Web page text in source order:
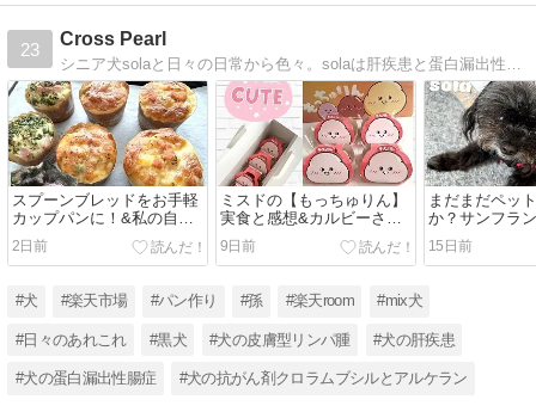
23
Cross Pearl
スプーンブレッドをお手軽
カップパンに！&私の自家
製ガーリックパセリバター
2日前
ミスドの【もっちゅりん】
実食と感想&カルビーさん
の白黒パッケージが田舎に
もやってきたよ！
9日前
まだまだペッ
か？サンフラ
救助された犬
のドッグスク
15日前
#犬 #楽天市場 #パン作り #孫 #楽天room #mix犬
#日々のあれこれ #黒犬 #犬の皮膚型リンパ腫 #犬の肝疾患
#犬の蛋白漏出性腸症 #犬の抗がん剤クロラムブシルとアルケラン